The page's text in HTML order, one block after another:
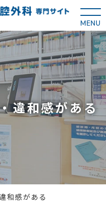
MENU
違和感がある
和感がある